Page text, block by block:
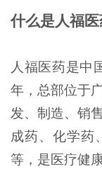
什么是人福医
人福医药是中
年，总部位于
发、制造、销
成药、化学药
等，是医疗健